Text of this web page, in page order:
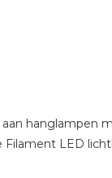
hanglampen
LED